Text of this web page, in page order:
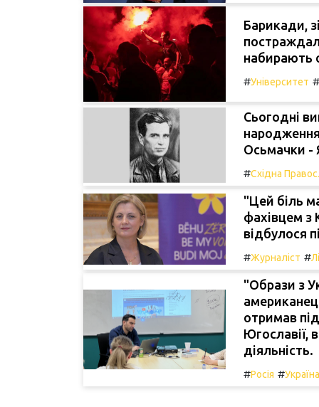
Барикади,
набирають
#Університет #
Сьогодні
Осьмачки -
#Східна
"Цей біль
фахівцем з
відбулося
#Журналіст #
"Образи з
отримав
Югославії,
діяльність.
#Росія #Україна